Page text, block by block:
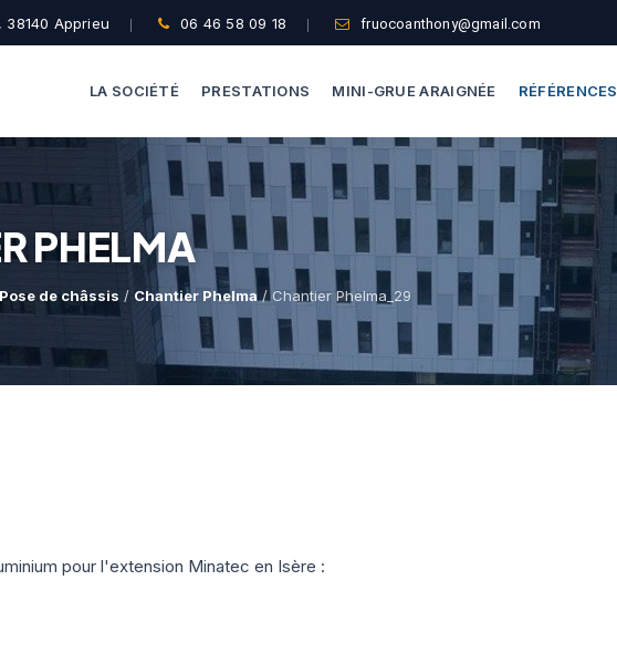
38140 Apprieu 06 46 58 09 18 fruocoanthony@gmail.com
LA SOCIÉTÉ PRESTATIONS
Dépannage Vitrages
Vitrine Magasin
Expertise Bris De Glace
Recherche De Fuite
MINI-GRUE ARAIGNÉE
Capacité De Levage
Nos Formules
RÉFÉRENCES
PHELMA
Pose de châssis / Chantier Phelma / Chantier Phelma_29
pour l'extension Minatec en Isère :